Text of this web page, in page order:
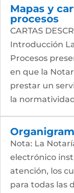
Mapas y
procesos
CARTAS
Introducción
Procesos
en que la
prestar un
la
Nota: La
electrónico
atención, los
para todas las